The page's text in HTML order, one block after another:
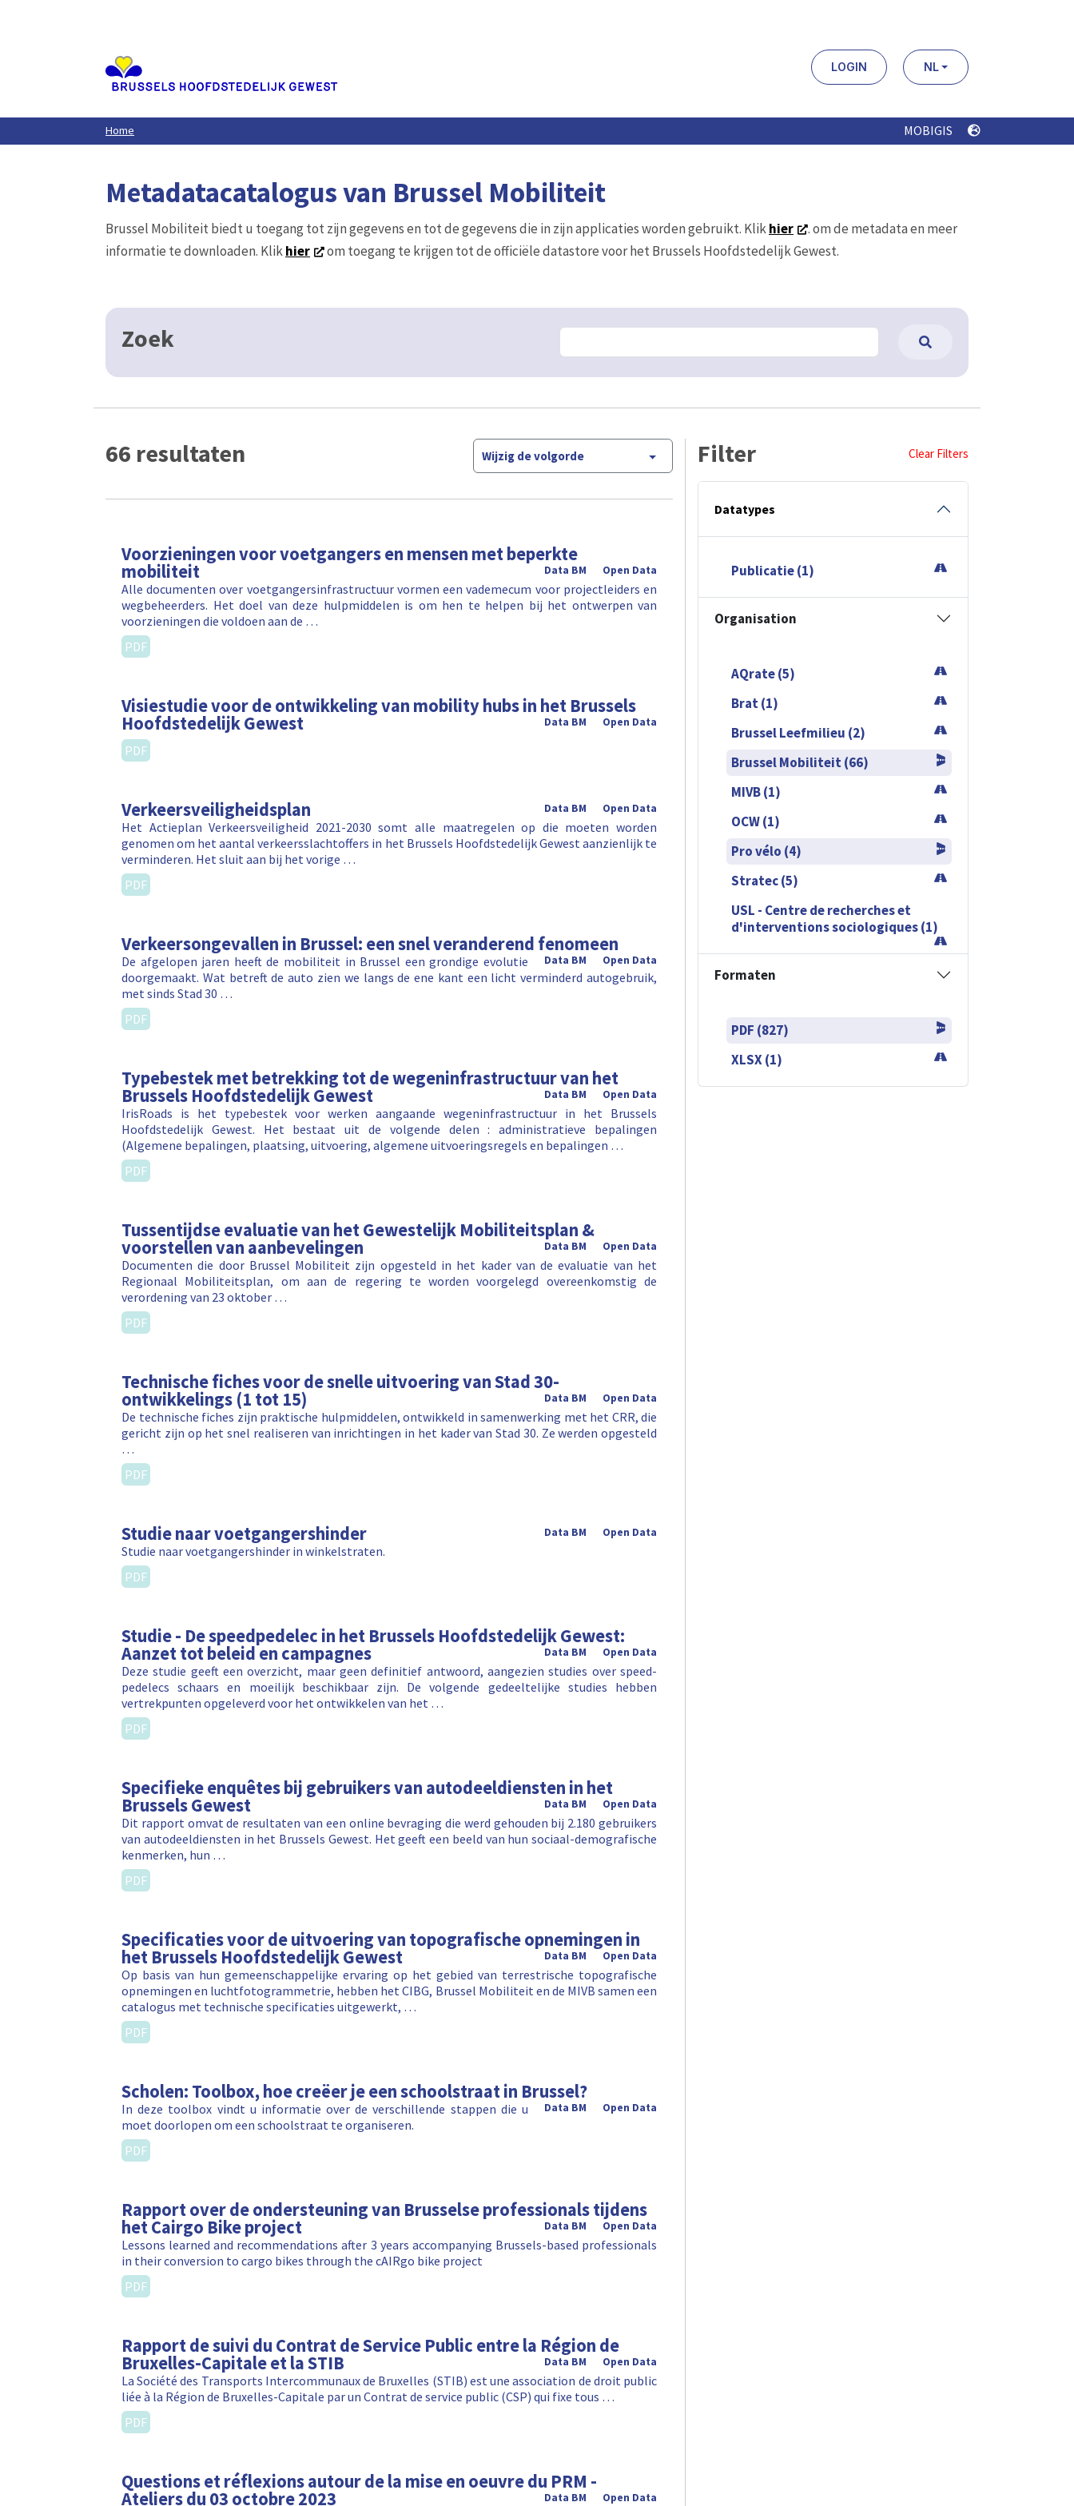
LOGIN NL
Home MOBIGIS
Metadatacatalogus van Brussel Mobiliteit
Brussel Mobiliteit biedt u toegang tot zijn gegevens en tot de gegevens die in zijn applicaties worden gebruikt. Klikhier
. om de metadata en meer
informatie te downloaden. Klikhier om toegang te krijgen tot de officiële datastore voor het Brussels Hoofdstedelijk Gewest.
Zoek
66 resultaten Wijzig de volgorde
Voorzieningen voor voetgangers en mensen met beperkte
mobiliteit Open Data
Data BM
Alle documenten over voetgangersinfrastructuur vormen een vademecum voor projectleiders en
wegbeheerders. Het doel van deze hulpmiddelen is om hen te helpen bij het ontwerpen van
voorzieningen die voldoen aan de …
PDF
Visiestudie voor de ontwikkeling van mobility hubs in het Brussels
Hoofdstedelijk Gewest Open Data
Data BM
PDF
Verkeersveiligheidsplan Open Data
Data BM
Het Actieplan Verkeersveiligheid 2021-2030 somt alle maatregelen op die moeten worden
genomen om het aantal verkeersslachtoffers in het Brussels Hoofdstedelijk Gewest aanzienlijk te
verminderen. Het sluit aan bij het vorige …
PDF
Verkeersongevallen in Brussel: een snel veranderend fenomeen
Open Data
Data BM
De afgelopen jaren heeft de mobiliteit in Brussel een grondige evolutie
doorgemaakt. Wat betreft de auto zien we langs de ene kant een licht verminderd autogebruik,
met sinds Stad 30 …
PDF
Typebestek met betrekking tot de wegeninfrastructuur van het
Brussels Hoofdstedelijk Gewest Open Data
Data BM
IrisRoads is het typebestek voor werken aangaande wegeninfrastructuur in het Brussels
Hoofdstedelijk Gewest. Het bestaat uit de volgende delen : administratieve bepalingen
(Algemene bepalingen, plaatsing, uitvoering, algemene uitvoeringsregels en bepalingen …
PDF
Tussentijdse evaluatie van het Gewestelijk Mobiliteitsplan &
voorstellen van aanbevelingen Open Data
Data BM
Documenten die door Brussel Mobiliteit zijn opgesteld in het kader van de evaluatie van het
Regionaal Mobiliteitsplan, om aan de regering te worden voorgelegd overeenkomstig de
verordening van 23 oktober …
PDF
Technische fiches voor de snelle uitvoering van Stad 30-
ontwikkelings (1 tot 15) Open Data
Data BM
De technische fiches zijn praktische hulpmiddelen, ontwikkeld in samenwerking met het CRR, die
gericht zijn op het snel realiseren van inrichtingen in het kader van Stad 30. Ze werden opgesteld
…
PDF
Studie naar voetgangershinder Open Data
Data BM
Studie naar voetgangershinder in winkelstraten.
PDF
Studie - De speedpedelec in het Brussels Hoofdstedelijk Gewest:
Aanzet tot beleid en campagnes Open Data
Data BM
Deze studie geeft een overzicht, maar geen definitief antwoord, aangezien studies over speed-
pedelecs schaars en moeilijk beschikbaar zijn. De volgende gedeeltelijke studies hebben
vertrekpunten opgeleverd voor het ontwikkelen van het …
PDF
Specifieke enquêtes bij gebruikers van autodeeldiensten in het
Brussels Gewest Open Data
Data BM
Dit rapport omvat de resultaten van een online bevraging die werd gehouden bij 2.180 gebruikers
van autodeeldiensten in het Brussels Gewest. Het geeft een beeld van hun sociaal-demografische
kenmerken, hun …
PDF
Specificaties voor de uitvoering van topografische opnemingen in
het Brussels Hoofdstedelijk Gewest Open Data
Data BM
Op basis van hun gemeenschappelijke ervaring op het gebied van terrestrische topografische
opnemingen en luchtfotogrammetrie, hebben het CIBG, Brussel Mobiliteit en de MIVB samen een
catalogus met technische specificaties uitgewerkt, …
PDF
Scholen: Toolbox, hoe creëer je een schoolstraat in Brussel?
Open Data
Data BM
In deze toolbox vindt u informatie over de verschillende stappen die u
moet doorlopen om een schoolstraat te organiseren.
PDF
Rapport over de ondersteuning van Brusselse professionals tijdens
het Cairgo Bike project Open Data
Data BM
Lessons learned and recommendations after 3 years accompanying Brussels-based professionals
in their conversion to cargo bikes through the cAIRgo bike project
PDF
Rapport de suivi du Contrat de Service Public entre la Région de
Bruxelles-Capitale et la STIB Open Data
Data BM
La Société des Transports Intercommunaux de Bruxelles (STIB) est une association de droit public
liée à la Région de Bruxelles-Capitale par un Contrat de service public (CSP) qui fixe tous …
PDF
Questions et réflexions autour de la mise en oeuvre du PRM -
Ateliers du 03 octobre 2023 Open Data
Data BM
Filter Clear Filters
Datatypes
Publicatie (1)
Organisation
AQrate (5)
Brat (1)
Brussel Leefmilieu (2)
Brussel Mobiliteit (66)
MIVB (1)
OCW (1)
Pro vélo (4)
Stratec (5)
USL - Centre de recherches et
d'interventions sociologiques (1)
Formaten
PDF (827)
XLSX (1)